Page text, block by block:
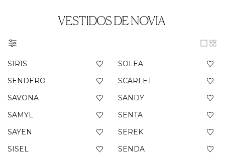
VESTIDOS DE NOVIA
SIRIS
SOLEA
SENDERO
SCARLET
SAVONA
SANDY
SAMYL
SENTA
SAYEN
SEREK
SISEL
SENDA